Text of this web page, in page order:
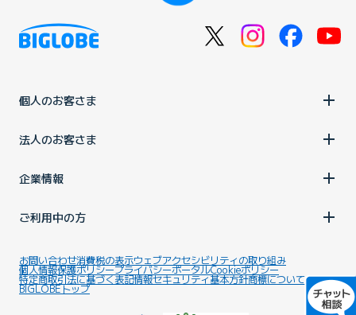
個人のお客さま
法人のお客さま
企業情報
ご利用中の方
お問い合わせ消費税の表示ウェブアクセシビリティの取り組み
個人情報保護ポリシープライバシーポータルCookieポリシー
特定商取引法に基づく表記情報セキュリティ基本方針商標について
BIGLOBEトップ